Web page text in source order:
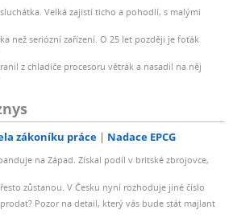
Velká zajistí ticho a pohodlí, s malými
než seriózní zařízení. O 25 let později je foťák
z chladiče procesoru větrák a nasadil na něj
zákoníku práce Nadace EPCG
na Západ. Získal podíl v britské zbrojovce,
zůstanou. V Česku nyní rozhoduje jiné číslo
Pozor na detail, který vás bude stát majlant